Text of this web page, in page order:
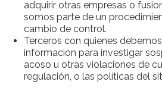
adquirir otras empresas o
somos parte de un
cambio de control.
Terceros con quienes
información para investigar
acoso u otras violaciones de
regulación, o las políticas del